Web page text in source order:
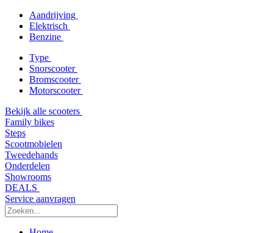
Aandrijving
Elektrisch
Benzine
Type
Snorscooter
Bromscooter
Motorscooter
Bekijk alle scooters
Family bikes
Steps
Scootmobielen
Tweedehands
Onderdelen
Showrooms
DEALS
Service aanvragen